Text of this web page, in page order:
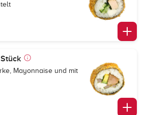
Mayonnaise und mit